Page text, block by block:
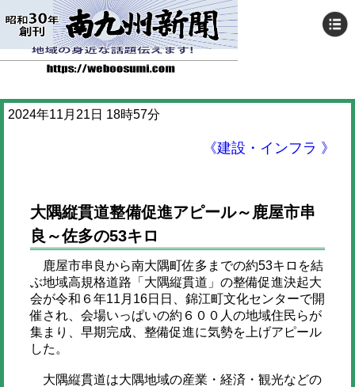
2024年11月21日 18時57分
《建設・インフラ 》
大隅縦貫道整備促進アピール～鹿屋市串
良～佐多の53キロ
鹿屋市串良から南大隅町佐多までの約53キロを結
ぶ地域高規格道路「大隅縦貫道」の整備促進決起大
会が令和６年11月16日日、錦江町文化センターで開
催され、会場いっぱいの約６００人の地域住民らが
集まり、早期完成、整備促進に気勢を上げアピール
した。
大隅縦貫道は大隅地域の産業・経済・観光などの